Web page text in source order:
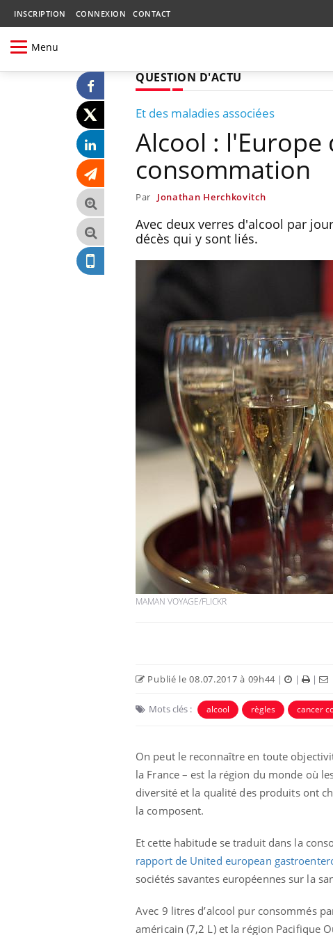
INSCRIPTION CONNEXION CONTACT
Menu
QUESTION D'ACTU
Et des maladies associées
Alcool :
consommation
Par Jonathan Herchkovitch
Avec deux verres d'alcool par
décès qui y sont liés.
MAMAN VOYAGE/FLICKR
Publié le 08.07.2017 à 09h44 | | |
Mots clés : alcool règles cancer
On peut le reconnaître en toute
la France – est la région du monde où
diversité et la qualité des produits ont
la composent.
Et cette habitude se traduit dans la
rapport de United european
sociétés savantes européennes sur la
Avec 9 litres d’alcool pur consommés
américain (7,2 L) et la région Pacifique
t-il dans le sud de la
France ?
Les médicaments GLP-1
?